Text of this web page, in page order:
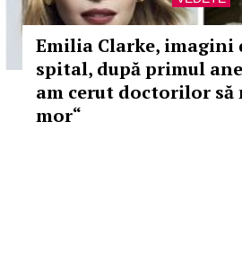
Emilia Clarke, imagini
spital, după primul
am cerut doctorilor să
mor“